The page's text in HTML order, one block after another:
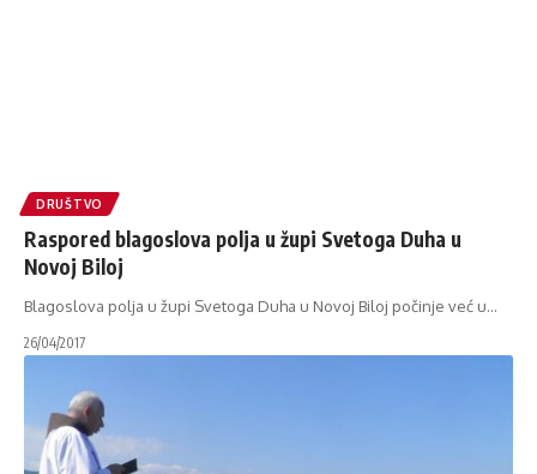
DRUŠTVO
Raspored blagoslova polja u župi Svetoga Duha u
Novoj Biloj
Blagoslova polja u župi Svetoga Duha u Novoj Biloj počinje već u…
26/04/2017